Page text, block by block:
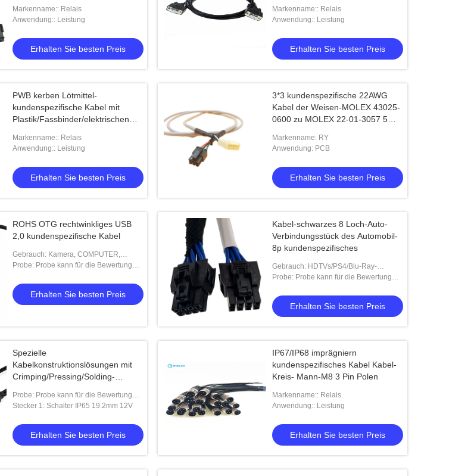
Markenname:: Relais
Anwendung:: Leistung
Erhalten Sie besten Preis
Markenname:: Relais
Anwendung:: Leistung
Erhalten Sie besten Preis
PWB kerben Lötmittel-
kundenspezifische Kabel mit
Plastik/Fassbinder/elektrischen
Markenname:: Relais
Anwendung:: Leistung
Erhalten Sie besten Preis
3*3 kundenspezifische 22AWG
Kabel der Weisen-MOLEX 43025-
0600 zu MOLEX 22-01-3057 5
Markenname: RY
Anwendung: PCB
Erhalten Sie besten Preis
ROHS OTG rechtwinkliges USB
2,0 kundenspezifische Kabel
Gebrauch: Kamera, COMPUTER,
Handy, Spieler MP3/MP4
Probe: Probe kann für die Bewertung
Erhalten Sie besten Preis
Kabel-schwarzes 8 Loch-Auto-
Verbindungsstück des Automobil-
8p kundenspezifisches
Gebrauch: HDTVs/PS4/Blu-Ray-
Spieler/Heimkino/Videoprojektor
Probe: Probe kann für die Bewertung
Erhalten Sie besten Preis
Spezielle
Kabelkonstruktionslösungen mit
Crimping/Pressing/Solding-
Probe: Probe kann für die Bewertung
zur Verfügung gestellt werden
Stecker 1: Schalter IP65 19.2mm 12V
Erhalten Sie besten Preis
IP67/IP68 imprägniern
kundenspezifisches Kabel Kabel-
Kreis- Mann-M8 3 Pin Polen
Markenname:: Relais
Anwendung:: Leistung
Erhalten Sie besten Preis